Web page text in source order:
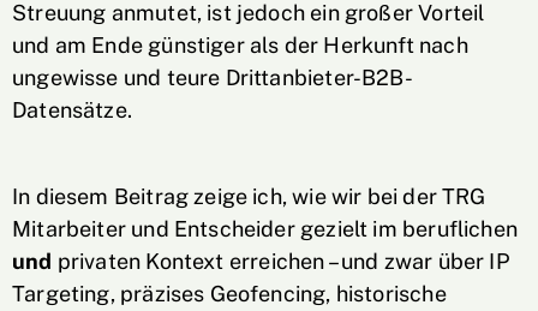
Streuung anmutet, ist jedoch ein großer Vorteil
und am Ende günstiger als der Herkunft nach
ungewisse und teure Drittanbieter-B2B-
Datensätze.
In diesem Beitrag zeige ich, wie wir bei der TRG
Mitarbeiter und Entscheider gezielt im beruflichen
und privaten Kontext erreichen – und zwar über IP
Targeting, präzises Geofencing, historische